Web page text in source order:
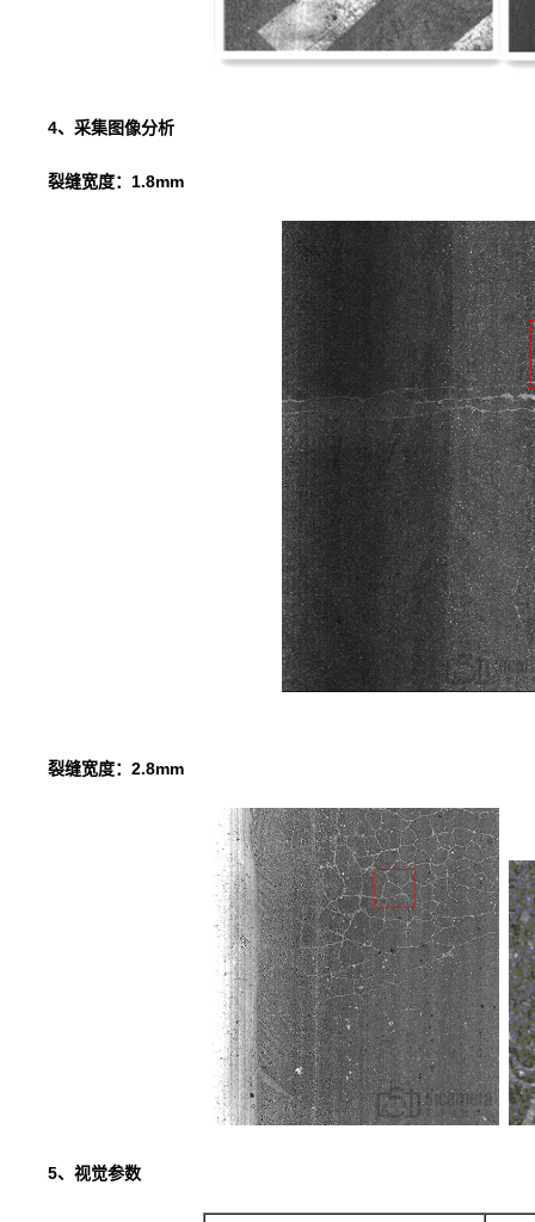
4、采集图像分析
裂缝宽度：1.8mm
裂缝宽度：2.8mm
5、视觉参数